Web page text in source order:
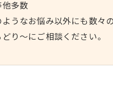
他多数
ようなお悩み以外にも数々
り～にご相談ください。